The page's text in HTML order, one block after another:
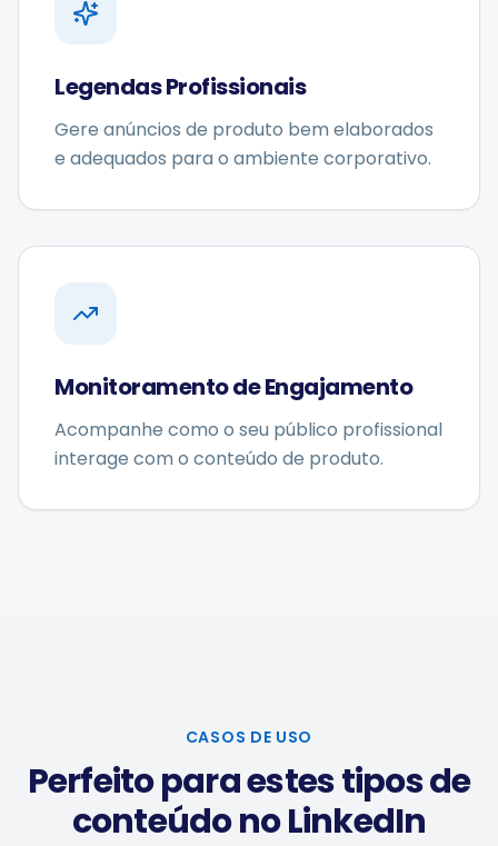
Legendas Profissionais
Gere anúncios de produto bem elaborados
e adequados para o ambiente corporativo.
Monitoramento de Engajamento
Acompanhe como o seu público profissional
interage com o conteúdo de produto.
CASOS DE USO
Perfeito para estes tipos de
conteúdo no LinkedIn